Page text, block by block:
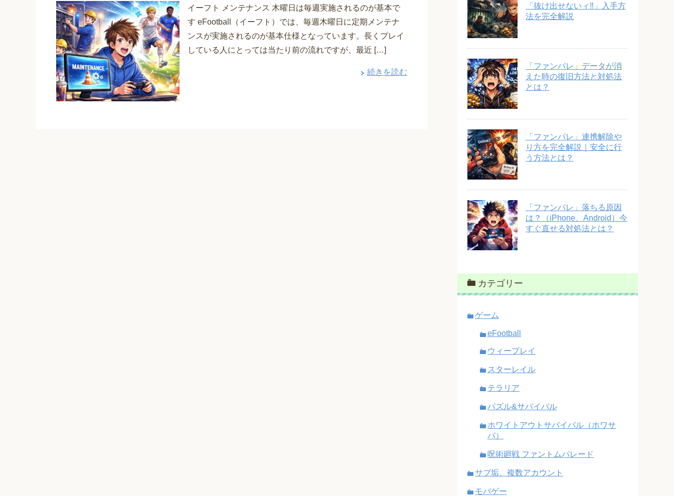
イーフト メンテナンス 木曜日は毎週実施されるのが基本で
す eFootball（イーフト）では、毎週木曜日に定期メンテナ
ンスが実施されるのが基本仕様となっています。長くプレイ
している人にとっては当たり前の流れですが、最近 […]
続きを読む
「抜け出せないィ‼︎」入手方
法を完全解説
「ファンパレ」データが消
えた時の復旧方法と対処法
とは？
「ファンパレ」連携解除や
り方を完全解説｜安全に行
う方法とは？
「ファンパレ」落ちる原因
は？（iPhone、Android）今
すぐ直せる対処法とは？
カテゴリー
ゲーム
eFootball
ウィープレイ
スターレイル
テラリア
パズル&サバイバル
ホワイトアウトサバイバル（ホワサ
バ）
呪術廻戦 ファントムパレード
サブ垢、複数アカウント
モバゲー